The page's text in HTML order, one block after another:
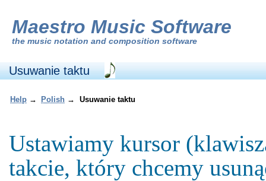
Maestro Music Software
the music notation and composition software
Usuwanie taktu
Help → Polish → Usuwanie taktu
Ustawiamy kursor
takcie, który chcemy